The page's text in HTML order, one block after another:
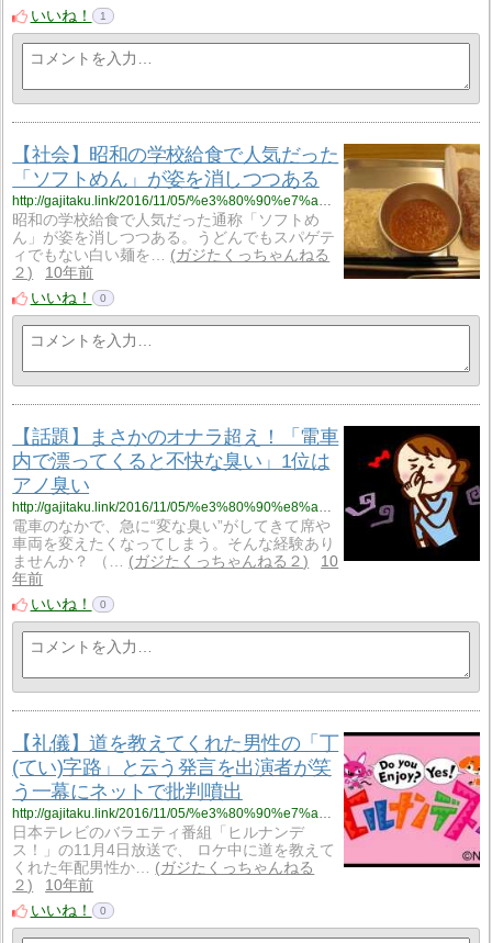
いいね！
1
【社会】昭和の学校給食で人気だった
「ソフトめん」が姿を消しつつある
昭和の学校給食で人気だった通称「ソフトめ
ん」が姿を消しつつある。うどんでもスパゲテ
ィでもない白い麺を…
ガジたくっちゃんねる
２
10年前
いいね！
0
【話題】まさかのオナラ超え！「電車
内で漂ってくると不快な臭い」1位は
アノ臭い
電車のなかで、急に“変な臭い”がしてきて席や
車両を変えたくなってしまう。そんな経験あり
ませんか？ （…
ガジたくっちゃんねる２
10
年前
いいね！
0
【礼儀】道を教えてくれた男性の「丁
(てい)字路」と云う発言を出演者が笑
う一幕にネットで批判噴出
日本テレビのバラエティ番組「ヒルナンデ
ス！」の11月4日放送で、 ロケ中に道を教えて
くれた年配男性か…
ガジたくっちゃんねる
２
10年前
いいね！
0